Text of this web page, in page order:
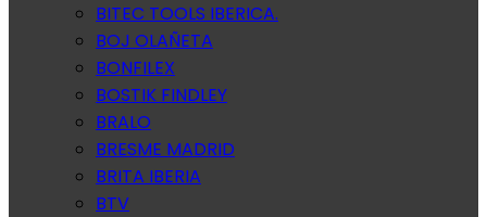
BITEC TOOLS IBERICA.
BOJ OLAÑETA
BONFILEX
BOSTIK FINDLEY
BRALO
BRESME MADRID
BRITA IBERIA
BTV